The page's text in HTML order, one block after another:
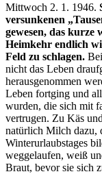
Mittwoch 2. 1. 1946.
versunkenen
gewesen, das kurze
Heimkehr endlich
Feld zu schlagen.
nicht das Leben
herausgenommen
Leben fortging und
wurden, die sich mit
vertrugen. Zu Käs
natürlich Milch dazu,
Winterurlaubstages
weggelaufen, weiß
Braut, bevor sie sich